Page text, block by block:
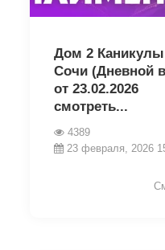
Дом 2
Сочи (Дневной
от 23.02.2026
смотреть...
4389
23 февраля, 2026